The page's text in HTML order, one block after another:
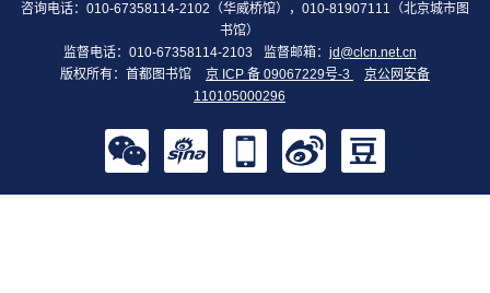
咨询电话：010-67358114-2102（华威桥馆），010-81907111（北京城市图
书馆）
监督电话：010-67358114-2103
监督邮箱： jd@clcn.net.cn
版权所有：首都图书馆
京 ICP 备 09067229号-3
京公网安备
110105000296